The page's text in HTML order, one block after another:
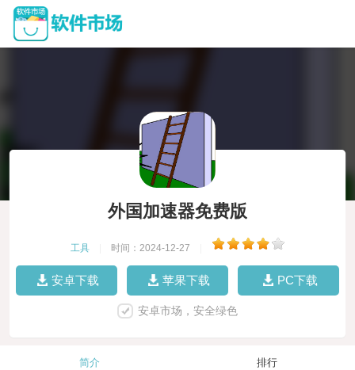
外国加速器免费版
工具 时间：2024-12-27
安卓下载 苹果下载 PC下载
安卓市场，安全绿色
简介 排行